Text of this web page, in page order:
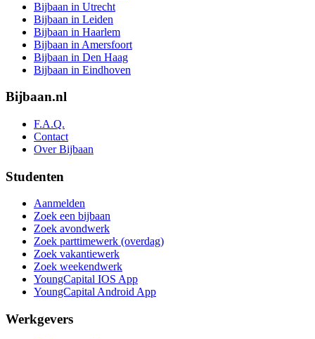
Bijbaan in Utrecht
Bijbaan in Leiden
Bijbaan in Haarlem
Bijbaan in Amersfoort
Bijbaan in Den Haag
Bijbaan in Eindhoven
Bijbaan.nl
F.A.Q.
Contact
Over Bijbaan
Studenten
Aanmelden
Zoek een bijbaan
Zoek avondwerk
Zoek parttimewerk (overdag)
Zoek vakantiewerk
Zoek weekendwerk
YoungCapital IOS App
YoungCapital Android App
Werkgevers